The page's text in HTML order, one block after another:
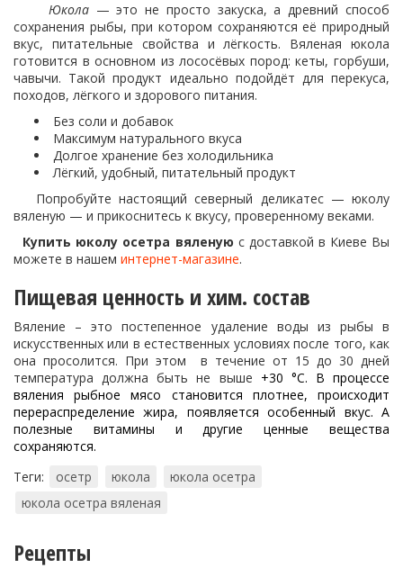
Юкола— это не просто закуска, а древний способ
сохранения рыбы, при котором сохраняются её природный
вкус, питательные свойства и лёгкость. Вяленая юкола
готовится в основном из лососёвых пород: кеты, горбуши,
чавычи. Такой продукт идеально подойдёт для перекуса,
походов, лёгкого и здорового питания.
Без соли и добавок
Максимум натурального вкуса
Долгое хранение без холодильника
Лёгкий, удобный, питательный продукт
Попробуйте настоящий северный деликатес — юколу
вяленую — и прикоснитесь к вкусу, проверенному веками.
Купить юколу осетра вяленую с доставкой в Киеве Вы
можете в нашем интернет-магазине.
Пищевая ценность и хим. состав
Вяление – это постепенное удаление воды из рыбы в
искусственных или в естественных условиях после того, как
она просолится. При этом в течение от 15 до 30 дней
температура должна быть не выше +30 °C. В процессе
вяления рыбное мясо становится плотнее, происходит
перераспределение жира, появляется особенный вкус. А
полезные витамины и другие ценные вещества
сохраняются.
Теги:
осетр юкола
юкола осетра
юкола осетра вяленая
Рецепты